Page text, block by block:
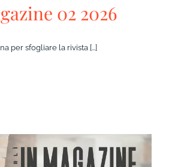
02 2026
per sfogliare la rivista [...]